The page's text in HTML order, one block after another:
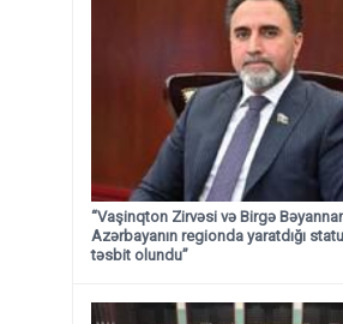
“Vaşinqton Zirvəsi və Birgə
Azərbayanın regionda yaratdığı
təsbit olundu”